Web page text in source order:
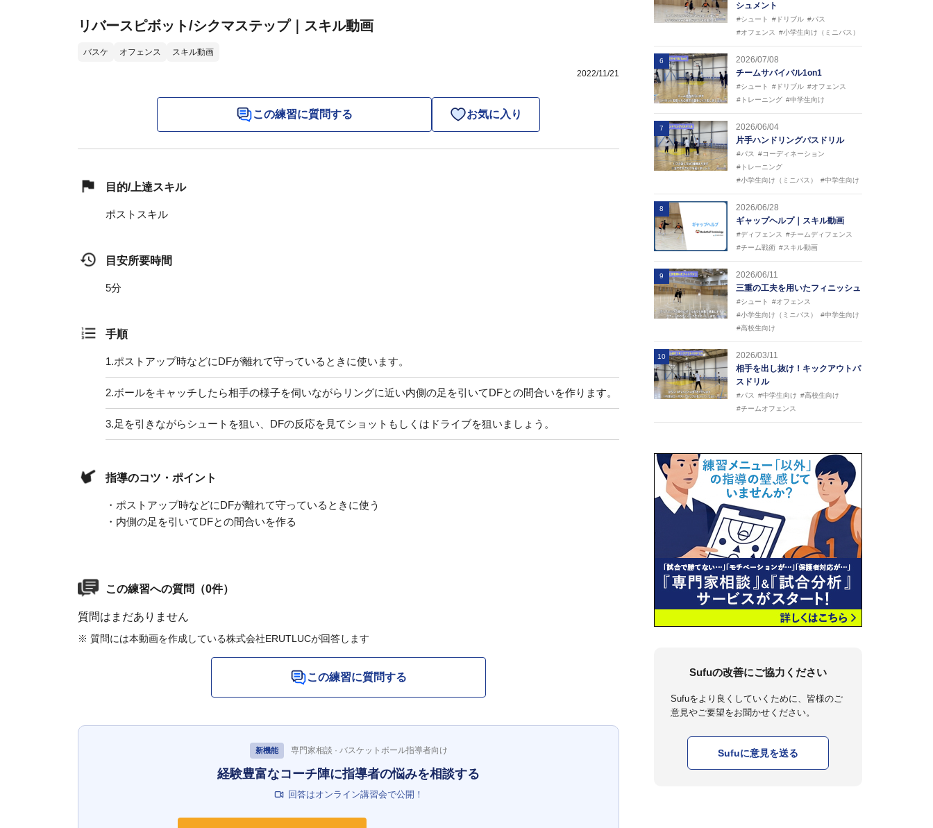
リバースピボット/シクマステップ｜スキル動画
バスケ オフェンス スキル動画
2022/11/21
この練習に質問する お気に入り
目的/上達スキル
ポストスキル
目安所要時間
5分
手順
1.ポストアップ時などにDFが離れて守っているときに使います。
2.ボールをキャッチしたら相手の様子を伺いながらリングに近い内側の足を引いてDFとの間合いを作ります。
3.足を引きながらシュートを狙い、DFの反応を見てショットもしくはドライブを狙いましょう。
指導のコツ・ポイント
・ポストアップ時などにDFが離れて守っているときに使う
・内側の足を引いてDFとの間合いを作る
この練習への質問（0件）
質問はまだありません
※ 質問には本動画を作成している株式会社ERUTLUCが回答します
この練習に質問する
新機能 専門家相談 · バスケットボール指導者向け
経験豊富なコーチ陣に指導者の悩みを相談する
回答はオンライン講習会で公開！
シュメント
#シュート #ドリブル #パス
#オフェンス
#小学生向け（ミニバス）
6
2026/07/08
チームサバイバル1on1
#シュート #ドリブル #オフェンス
#トレーニング #中学生向け
7
2026/06/04
片手ハンドリングパスドリル
#パス
#コーディネーション
#トレーニング
#小学生向け（ミニバス）
#中学生向け
8
2026/06/28
ギャップヘルプ｜スキル動画
#ディフェンス
#チームディフェンス
#チーム戦術 #スキル動画
9
2026/06/11
三重の工夫を用いたフィニッシュ
#シュート
#オフェンス
#小学生向け（ミニバス）
#中学生向け
#高校生向け
10
2026/03/11
相手を出し抜け！キックアウトパ
スドリル
#パス #中学生向け #高校生向け
#チームオフェンス
Sufuの改善にご協力ください
Sufuをより良くしていくために、皆様のご
意見やご要望をお聞かせください。
Sufuに意見を送る